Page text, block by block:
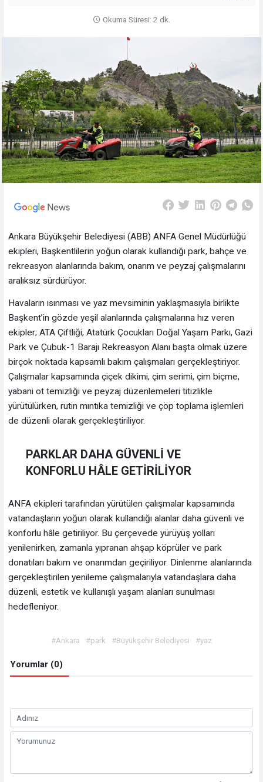
Okuma Süresi: 2 dk.
Ankara Büyükşehir Belediyesi (ABB) ANFA Genel Müdürlüğü
ekipleri, Başkentlilerin yoğun olarak kullandığı park, bahçe ve
rekreasyon alanlarında bakım, onarım ve peyzaj çalışmalarını
aralıksız sürdürüyor.
Havaların ısınması ve yaz mevsiminin yaklaşmasıyla birlikte
Başkent’in gözde yeşil alanlarında çalışmalarına hız veren
ekipler; ATA Çiftliği, Atatürk Çocukları Doğal Yaşam Parkı, Gazi
Park ve Çubuk-1 Barajı Rekreasyon Alanı başta olmak üzere
birçok noktada kapsamlı bakım çalışmaları gerçekleştiriyor.
Çalışmalar kapsamında çiçek dikimi, çim serimi, çim biçme,
yabani ot temizliği ve peyzaj düzenlemeleri titizlikle
yürütülürken, rutin mıntıka temizliği ve çöp toplama işlemleri
de düzenli olarak gerçekleştiriliyor.
PARKLAR DAHA GÜVENLİ VE
KONFORLU HÂLE GETİRİLİYOR
ANFA ekipleri tarafından yürütülen çalışmalar kapsamında
vatandaşların yoğun olarak kullandığı alanlar daha güvenli ve
konforlu hâle getiriliyor. Bu çerçevede yürüyüş yolları
yenilenirken, zamanla yıpranan ahşap köprüler ve park
donatıları bakım ve onarımdan geçiriliyor. Dinlenme alanlarında
gerçekleştirilen yenileme çalışmalarıyla vatandaşlara daha
düzenli, estetik ve kullanışlı yaşam alanları sunulması
hedefleniyor.
#Ankara #park #Büyükşehir Belediyesi #yaz
Yorumlar (0)